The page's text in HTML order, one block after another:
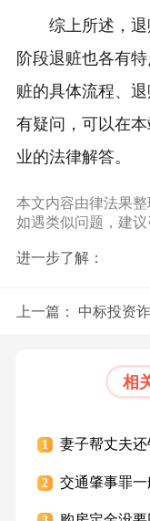
综上所述，
阶段退赃也各有
赃的具体流程、
有疑问，可以在
业的法律解答。
本文内容由律法果整
如遇类似问题，建议
进一步了解：
上一篇： 中标投资
相
1 妻子帮丈夫
2 交通肇事罪